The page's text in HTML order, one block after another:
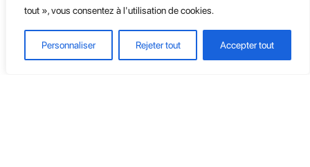
tout », vous consentez à l'utilisation de cookies.
Personnaliser Rejeter tout Accepter tout